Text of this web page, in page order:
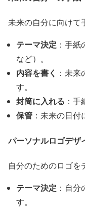
未来の自分に向けて
テーマ決定 ：手
など）。
内容を書く ：未
す。
封筒に入れる ：
保管 ：未来の日付
パーソナルロゴデザ
自分のためのロゴを
テーマ決定 ：自
す。